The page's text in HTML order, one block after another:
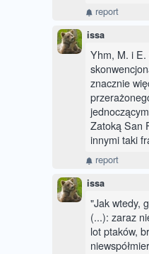
report
issa
Yhm, M. i E.
znacznie
Zatoką San
innymi taki
report
issa
"Jak wtedy,
(...): zaraz
lot ptaków,